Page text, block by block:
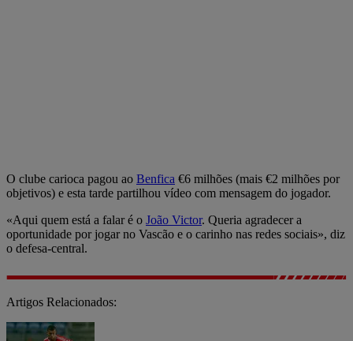
O clube carioca pagou ao Benfica €6 milhões (mais €2 milhões por
objetivos) e esta tarde partilhou vídeo com mensagem do jogador.
«Aqui quem está a falar é o João Victor. Queria agradecer a
oportunidade por jogar no Vascão e o carinho nas redes sociais», diz
o defesa-central.
Artigos Relacionados: